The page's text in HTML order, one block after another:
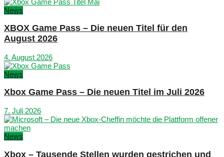
News
XBOX Game Pass – Die neuen Titel für den
August 2026
4. August 2026
News
Xbox Game Pass – Die neuen Titel im Juli 2026
7. Juli 2026
News
Xbox – Tausende Stellen wurden gestrichen und